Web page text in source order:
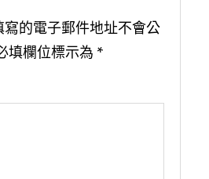
的電子郵件地址不會公
填欄位標示為 *